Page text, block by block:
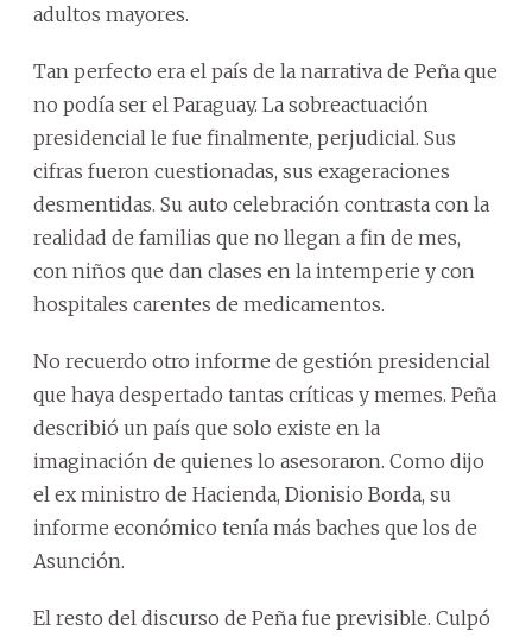
adultos mayores.
Tan perfecto era el país de la narrativa de Peña que
no podía ser el Paraguay. La sobreactuación
presidencial le fue finalmente, perjudicial. Sus
cifras fueron cuestionadas, sus exageraciones
desmentidas. Su auto celebración contrasta con la
realidad de familias que no llegan a fin de mes,
con niños que dan clases en la intemperie y con
hospitales carentes de medicamentos.
No recuerdo otro informe de gestión presidencial
que haya despertado tantas críticas y memes. Peña
describió un país que solo existe en la
imaginación de quienes lo asesoraron. Como dijo
el ex ministro de Hacienda, Dionisio Borda, su
informe económico tenía más baches que los de
Asunción.
El resto del discurso de Peña fue previsible. Culpó